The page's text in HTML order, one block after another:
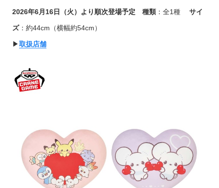
2026年6月16日（火）より順次登場予定 種類：全1種 サイ
ズ：約44cm（横幅約54cm）
▶︎取扱店舗